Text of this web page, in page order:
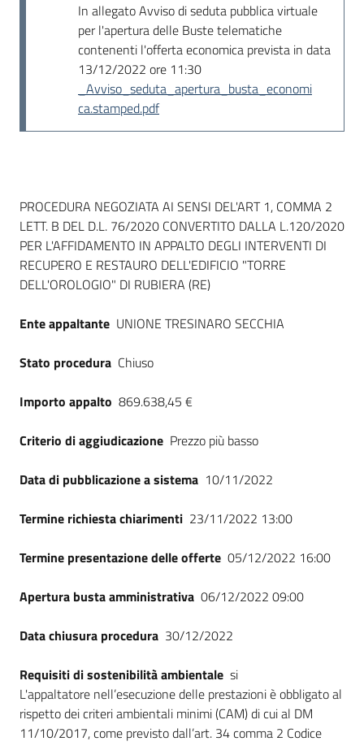
In allegato Avviso di seduta pubblica virtuale
per l'apertura delle Buste telematiche
contenenti l'offerta economica prevista in data
13/12/2022 ore 11:30
_Avviso_seduta_apertura_busta_economi
ca.stamped.pdf
Dati del bando
PROCEDURA NEGOZIATA AI SENSI DEL'ART 1, COMMA 2
LETT. B DEL D.L. 76/2020 CONVERTITO DALLA L.120/2020
PER L'AFFIDAMENTO IN APPALTO DEGLI INTERVENTI DI
RECUPERO E RESTAURO DELL'EDIFICIO "TORRE
DELL'OROLOGIO" DI RUBIERA (RE)
Ente appaltante UNIONE TRESINARO SECCHIA
Stato procedura Chiuso
Importo appalto 869.638,45 €
Criterio di aggiudicazione Prezzo più basso
Data di pubblicazione a sistema 10/11/2022
Termine richiesta chiarimenti 23/11/2022 13:00
Termine presentazione delle offerte 05/12/2022 16:00
Apertura busta amministrativa 06/12/2022 09:00
Data chiusura procedura 30/12/2022
Requisiti di sostenibilità ambientale si
L'appaltatore nell’esecuzione delle prestazioni è obbligato al
rispetto dei criteri ambientali minimi (CAM) di cui al DM
11/10/2017, come previsto dall’art. 34 comma 2 Codice